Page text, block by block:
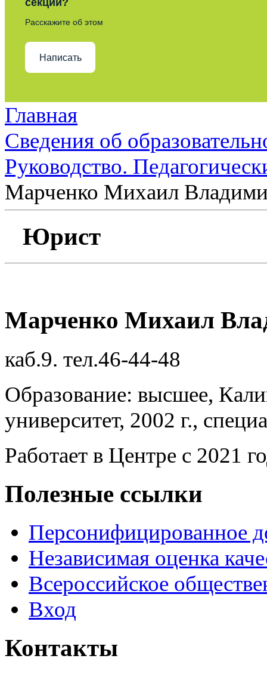
секции?
Расскажите об этом
Написать
Главная
Сведения об
Руководство.
Марченко Михаил
Юрист
Марченко Михаил
каб.9. тел.46-44-48
Образование: высшее,
университет, 2002 г.,
Работает в Центре с 2021
Полезные ссылки
Персонифицированное
Независимая оценка
Всероссийское
Вход
Контакты